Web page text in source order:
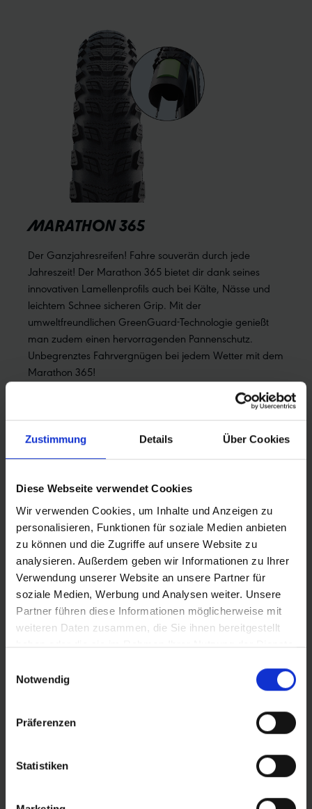
Zustimmung Details Über Cookies
Diese Webseite verwendet Cookies
Wir verwenden Cookies, um Inhalte und Anzeigen zu
personalisieren, Funktionen für soziale Medien anbieten
zu können und die Zugriffe auf unsere Website zu
analysieren. Außerdem geben wir Informationen zu Ihrer
Verwendung unserer Website an unsere Partner für
soziale Medien, Werbung und Analysen weiter. Unsere
Partner führen diese Informationen möglicherweise mit
weiteren Daten zusammen, die Sie ihnen bereitgestellt
haben oder die sie im Rahmen Ihrer Nutzung der Dienste
Notwendig
Präferenzen
Statistiken
MARATHON 365
Der Ganzjahresreifen! Fahre souverän durch jede
Jahreszeit! Der Marathon 365 bietet dir dank seines
innovativen Lamellenprofils auch bei Kälte, Nässe und
leichtem Schnee sicheren Grip. Mit der
umweltfreundlichen GreenGuard-Technologie genießt
man zudem einen hervorragenden Pannenschutz.
Unbegrenztes Fahrvergnügen bei jedem Wetter mit dem
Marathon 365!
Mit Johnny Watts bist du bestens auf alle winterlichen
Reifen bietet ein innovatives Lamellenprofil für
erstklassigen Grip auf jedem Untergrund. Genieße den
RaceGuard (Faltreifen) oder GreenGuard (Drahtreifen).
sorgt für sicheres und zuverlässiges Fahren bei jedem